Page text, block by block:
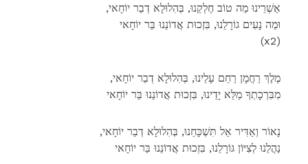
,אַשְׁרֵינוּ מַה טוֹב חֶלְקֵנוּ, בְּהִלוּלָא דְבַר יוֹחָאי
וּמַה נָעִים גוֹרָלֵנוּ, בִּזְכוּת אֲדוֹנֵנוּ בַּר יוֹחָאי
(x2)
,מֶלֶךְ רַחֲמָן רַחֵם עָלֵינוּ, בְּהִלוּלָא דְבַר יוֹחָאי
מִבִּרְכָתְךָ מַלֵּא יָדֵינוּ, בִּזְכוּת אֲדוֹנֵנוּ בַּר יוֹחָאי
,נָאוֹר וְאַדִּיר אַל תִּשְׁכָּחֵנוּ, בְּהִלוּלָא דְבַר יוֹחָאי
נַהֲלֵנוּ לְצִיּוֹן גּוֹרָלֵנוּ, בִּזְכוּת אֲדוֹנֵנוּ בַּר יוֹחָאי